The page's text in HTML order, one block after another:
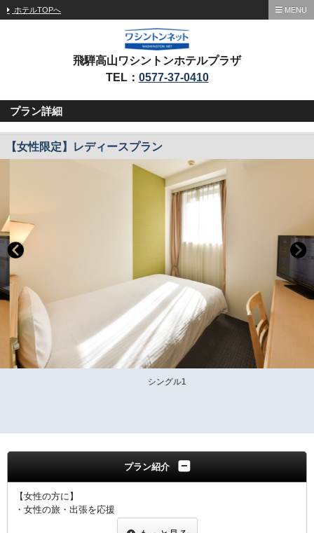
ホテルTOPへ MENU
飛騨高山ワシントンホテルプラザ
TEL： 0577-37-0410
プラン詳細
【女性限定】レディースプラン
シングル1
プラン紹介
【女性の方に】
・女性の旅・出張を応援